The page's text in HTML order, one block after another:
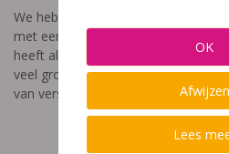
We hebben een video gemaakt die
met een leerstoornis. De film met
heeft als doel aan te tonen dat de
veel groter is dan enkel wat je ziet
van verschillende leerlingen en
OK
Afwijzen
Lees